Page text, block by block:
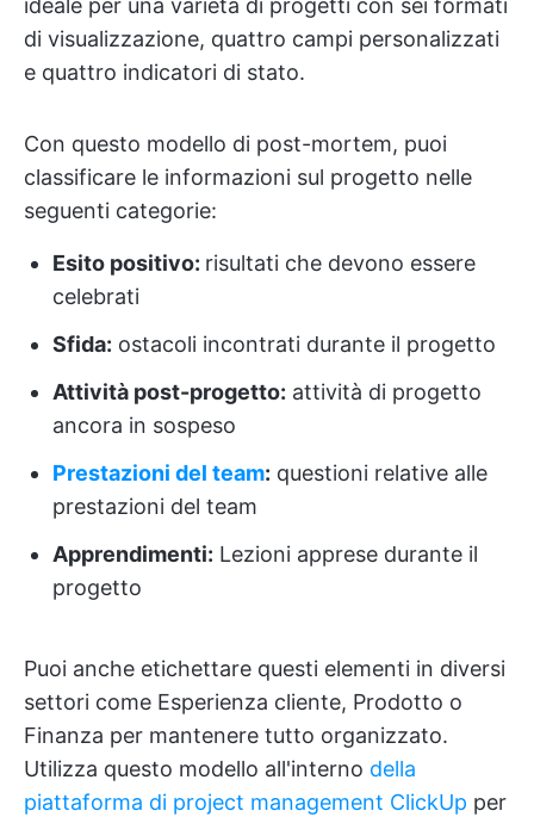
ideale per una varietà di progetti con sei formati
di visualizzazione, quattro campi personalizzati
e quattro indicatori di stato.
Con questo modello di post-mortem, puoi
classificare le informazioni sul progetto nelle
seguenti categorie:
Esito positivo: risultati che devono essere
celebrati
Sfida: ostacoli incontrati durante il progetto
Attività post-progetto: attività di progetto
ancora in sospeso
Prestazioni del team: questioni relative alle
prestazioni del team
Apprendimenti: Lezioni apprese durante il
progetto
Puoi anche etichettare questi elementi in diversi
settori come Esperienza cliente, Prodotto o
Finanza per mantenere tutto organizzato.
Utilizza questo modello all'interno della
piattaforma di project management ClickUp per